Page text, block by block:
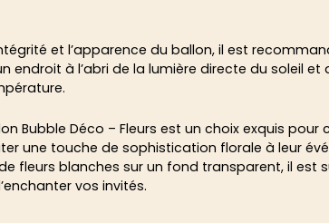
et l’apparence du ballon, il est
endroit à l’abri de la lumière directe du soleil et
Bubble Déco – Fleurs est un choix exquis pour
une touche de sophistication florale à leur
fleurs blanches sur un fond transparent, il est
vos invités.